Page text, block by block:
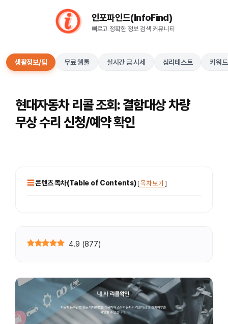
인포파인드(InfoFind)​​​​
빠르고 정확한 정보 검색 커뮤니티
생활정보/팁 무료 웹툴 실시간 금 시세 심리테스트 키워
현대자동차 리콜 조회: 결함대상 차량
무상 수리 신청/예약 확인
콘텐츠 목차(Table of Contents)[목차 보기 ]
4.9 (877)